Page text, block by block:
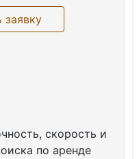
заявку
скорость и
по аренде